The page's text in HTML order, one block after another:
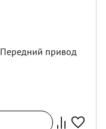
Передний привод